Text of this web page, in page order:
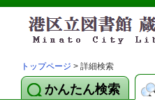
トップページ > 詳細検索
かんたん検索